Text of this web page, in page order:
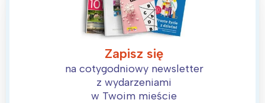
Zapisz się
na cotygodniowy newsletter
z wydarzeniami
w Twoim mieście
Interesują mnie wydarzenia z
tego regionu:
Warszawa
Śląsk